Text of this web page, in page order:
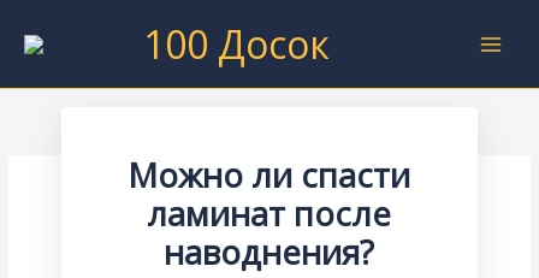
100 Досок
Можно ли спасти
ламинат после
наводнения?